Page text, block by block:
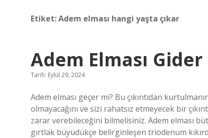
Etiket:Adem elması hangi yaşta çıkar
Adem Elması
Tarih: Eylül 29, 2024
Adem elması geçer mi? Bu çıkıntıdan
olmayacağını ve sizi rahatsız etmeyecek bir
zarar verebileceğini bilmelisiniz. Adem elması
gırtlak büyüdükçe belirginleşen triodenum